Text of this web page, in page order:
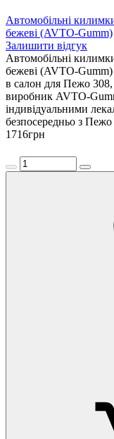
Автомобільні
бежеві (AVTO-Gumm)
Залишити відгук
Автомобільні
бежеві (AVTO-
в салон для Пежо 308,
виробник AVTO-
індивідуальними
безпосередньо з
1716грн